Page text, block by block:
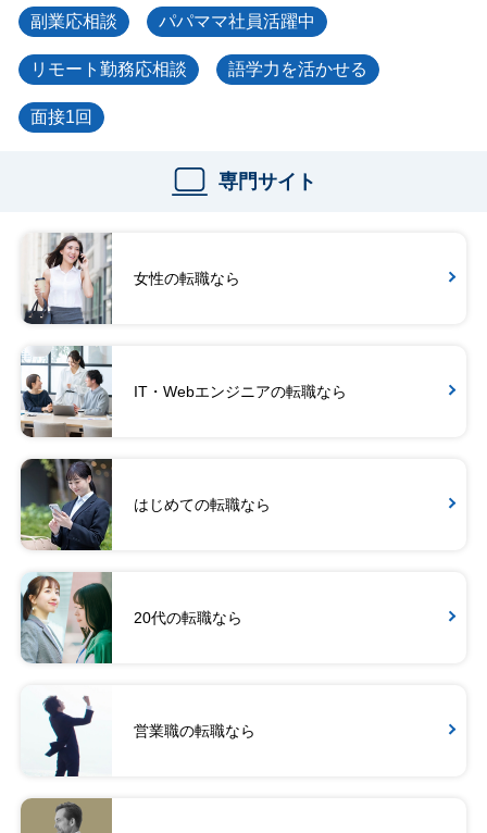
副業応相談 パパママ社員活躍中
リモート勤務応相談 語学力を活かせる
面接1回
専門サイト
女性の転職なら
IT・Webエンジニアの転職なら
はじめての転職なら
20代の転職なら
営業職の転職なら